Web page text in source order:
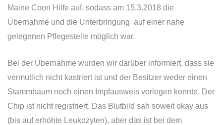
Maine Coon Hilfe auf, sodass am 15.3.2018 die
Übernahme und die Unterbringung auf einer nahe
gelegenen Pflegestelle möglich war.
Bei der Übernahme wurden wir darüber informiert, dass sie
vermutlich nicht kastriert ist und der Besitzer weder einen
Stammbaum noch einen Impfausweis vorlegen konnte. Der
Chip ist nicht registriert. Das Blutbild sah soweit okay aus
(bis auf erhöhte Leukozyten), aber das ist bei dem